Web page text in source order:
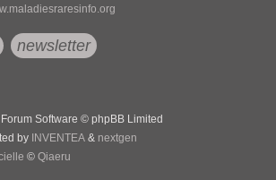
newsletter
Software © phpBB Limited
by INVENTEA & nextgen
© Qiaeru